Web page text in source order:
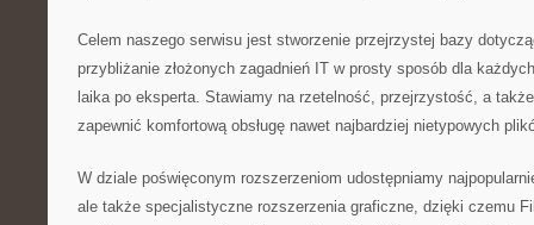
Celem naszego serwisu jest stworzenie przejrzystej bazy
przybliżanie złożonych zagadnień IT w prosty sposób dla
laika po eksperta. Stawiamy na rzetelność, przejrzystość, a
zapewnić komfortową obsługę nawet najbardziej nietypowych
W dziale poświęconym rozszerzeniom udostępniamy
ale także specjalistyczne rozszerzenia graficzne, dzięki czemu